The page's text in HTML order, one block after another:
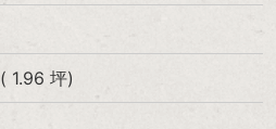
1.96 坪)